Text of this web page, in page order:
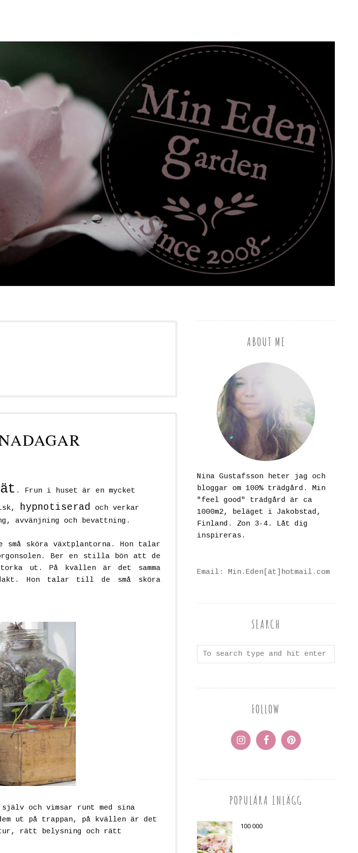
. Frun i huset är en mycket
hypnotiserad
och verkar
avvänjning och bevattning.
sköra växtplantorna. Hon talar
Ber en stilla bön att de
ut. På kvällen är det samma
Hon talar till de små sköra
och vimsar runt med sina
ut på trappan, på kvällen är det
rätt belysning och rätt
ABOUT ME
Nina Gustafsson heter jag och
bloggar om 100% trädgård. Min
"feel good" trädgård är ca
1000m2, beläget i Jakobstad,
Finland. Zon 3-4. Låt dig
inspireras.
Email: Min.Eden[ät]hotmail.com
SEARCH
FOLLOW
POPULÄRA INLÄGG
100 000